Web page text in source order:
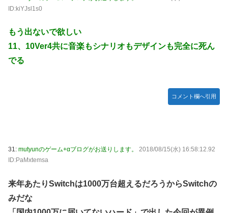
ID:kiYJsl1s0
もう出ないで欲しい
11、10Ver4共に音楽もシナリオもデザインも完全に死ん
でる
コメント欄へ引用
31: mutyunのゲーム+αブログがお送りします。
2018/08/15(水) 16:58:12.92
ID:PaMxtemsa
来年あたりSwitchは1000万台超えるだろうからSwitchの
みだな